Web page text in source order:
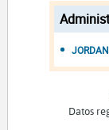
Datos